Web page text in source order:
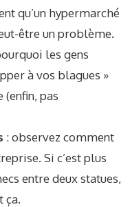
qu’un hypermarché
être un problème.
les gens
à vos blagues »
(enfin, pas
: observez comment
Si c’est plus
entre deux statues,
ça.